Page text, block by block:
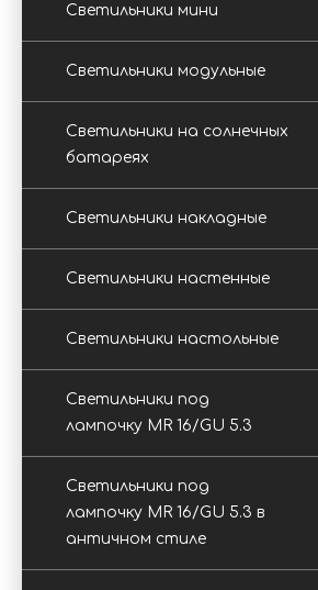
Светильники мини
Светильники модульные
Светильники на солнечных
батареях
Светильники накладные
Светильники настенные
Светильники настольные
Светильники под
лампочку MR 16/GU 5.3
Светильники под
лампочку MR 16/GU 5.3 в
античном стиле